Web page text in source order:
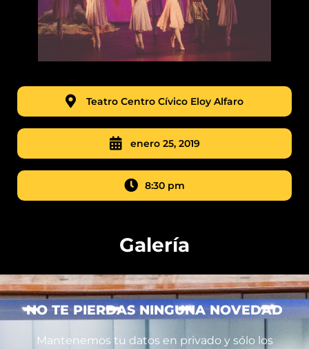
Teatro Centro Cívico Eloy Alfaro
enero 25, 2019
8:30 pm
Galería
NO TE PIERDAS NINGUNA NOVEDAD
Mantenemos tu datos en privado y sólo los